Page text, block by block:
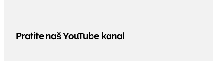
Pratite naš YouTube kanal